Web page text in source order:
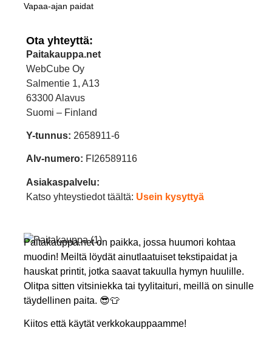
Paitakauppa.net on paikka, jossa huumori kohtaa
muodin! Meiltä löydät ainutlaatuiset tekstipaidat ja
hauskat printit, jotka saavat takuulla hymyn huulille.
Olitpa sitten vitsiniekka tai tyylitaituri, meillä on sinulle
täydellinen paita. 😎👕
Kiitos että käytät verkkokauppaamme!
Vapaa-ajan paidat
Ota yhteyttä:
Paitakauppa.net
WebCube Oy
Salmentie 1, A13
63300 Alavus
Suomi – Finland
Y-tunnus: 2658911-6
Alv-numero: FI26589116
Asiakaspalvelu:
Katso yhteystiedot täältä: Usein kysyttyä